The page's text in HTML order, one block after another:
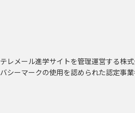
テレメール進学サイトを管理運営する株
バシーマークの使用を認められた認定事